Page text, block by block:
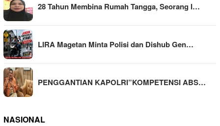
28 Tahun Membina Rumah Tangga, Seorang I…
LIRA Magetan Minta Polisi dan Dishub Gen…
PENGGANTIAN KAPOLRI”KOMPETENSI ABS…
NASIONAL